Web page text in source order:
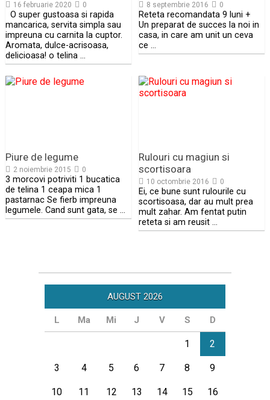
16 februarie 2020 0
O super gustoasa si rapida
mancarica, servita simpla sau
impreuna cu carnita la cuptor.
Aromata, dulce-acrisoasa,
delicioasa! o telina …
8 septembrie 2016 0
Reteta recomandata 9 luni +
Un preparat de succes la noi in
casa, in care am unit un ceva
ce …
Piure de legume
2 noiembrie 2015 0
3 morcovi potriviti 1 bucatica
de telina 1 ceapa mica 1
pastarnac Se fierb impreuna
legumele. Cand sunt gata, se …
Rulouri cu magiun si
scortisoara
10 octombrie 2016 0
Ei, ce bune sunt rulourile cu
scortisoasa, dar au mult prea
mult zahar. Am fentat putin
reteta si am reusit …
AUGUST 2026
L Ma Mi J V S D
1 2
3 4 5 6 7 8 9
10 11 12 13 14 15 16